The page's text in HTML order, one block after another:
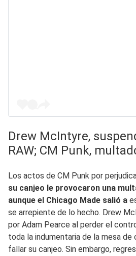
Drew McIntyre,
RAW; CM Punk,
Los actos de CM Punk por
su canjeo le provocaron una
aunque el Chicago Made salió a
se arrepiente de lo hecho. Drew
por Adam Pearce al perder el
toda la indumentaria de la mesa
fallar su canjeo. Sin embargo,